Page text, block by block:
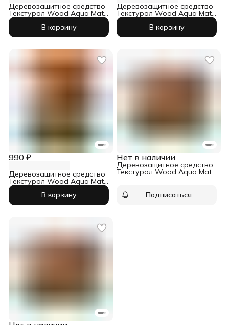
Деревозащитное средство
Текстурол Wood Aqua Matt
бесцветный 10 л
В корзину
Деревозащитное средство
Текстурол Wood Aqua Matt
белый 2,5 л
В корзину
990 ₽
Деревозащитное средство
Текстурол Wood Aqua Matt
белый 0,8 л
В корзину
Нет в наличии
Деревозащитное средство
Текстурол Wood Aqua Matt
Подписаться